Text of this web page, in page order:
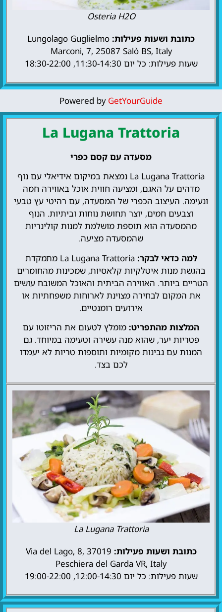
Osteria H2O
כתובת ושעות פעילות: Lungolago Guglielmo
Marconi, 7, 25087 Salò BS, Italy
שעות פעילות: כל יום 11:30-14:30, 18:30-22:00
Powered by GetYourGuide
La Lugana Trattoria
מסעדה עם קסם כפרי
La Lugana Trattoria נמצאת במיקום אידיאלי עם נוף
מדהים על האגם, ומציעה חווית אוכל באווירה חמה
ונעימה. העיצוב הכפרי של המסעדה, עם רהיטי עץ טבעי
וצבעים חמים, יוצר תחושת נוחות וביתיות. הנוף
מהמסעדה הוא תוספת מושלמת למנות קולינריות
שהמסעדה מציעה.
למה כדאי לבקר:
La Lugana Trattoria מתמקדת
בהגשת מנות איטלקיות קלאסיות, שמכינות מהחומרים
הטריים ביותר. האווירה הביתית והאוכל המשובח עושים
את המקום לבחירה מצוינת לארוחות משפחתיות או
אירועים רומנטיים.
המלצות מהתפריט: מומלץ לטעום את הריזוטו עם
פטריות יער, שהוא מנה עשירה וטעימה במיוחד. גם
המנות עם גבינות מקומיות ותוספות טריות לא יעמדו
לכם בצד.
La Lugana Trattoria
כתובת ושעות פעילות: Via del Lago, 8, 37019
Peschiera del Garda VR, Italy
שעות פעילות: כל יום 12:00-14:30, 19:00-22:00